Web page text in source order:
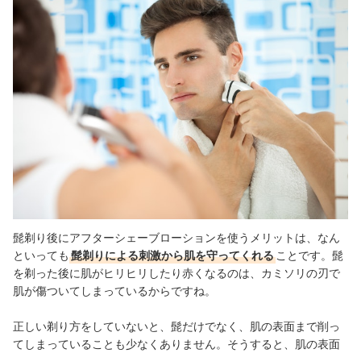
髭剃り後にアフターシェーブローションを使うメリットは、なん
といっても 髭剃りによる刺激から肌を守ってくれる ことです。髭
を剃った後に肌がヒリヒリしたり赤くなるのは、カミソリの刃で
肌が傷ついてしまっているからですね。
正しい剃り方をしていないと、髭だけでなく、肌の表面まで削っ
てしまっていることも少なくありません。そうすると、肌の表面